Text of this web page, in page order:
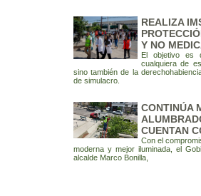
REALIZA
Y NO
El objetivo es
cualquiera de
sino también de la
de simulacro.
CONTINÚA
CUENTAN
Con el
moderna y mejor iluminada, el
alcalde Marco Bonilla,